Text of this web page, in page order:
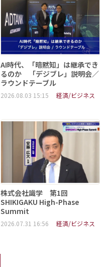
AI時代、「暗黙知」は継承でき
るのか 「デジブレ」説明会／
ラウンドテーブル
2026.08.03 15:15 経済/ビジネス
株式会社識学 第1回
SHIKIGAKU High-Phase
Summit
2026.07.31 16:56 経済/ビジネス